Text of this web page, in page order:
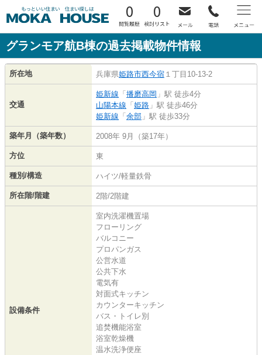
0 0
グランモア航B棟の過去掲載物件情報
所在地 兵庫県姫路市西今宿 １丁目10-13-2
交通
姫新線 「播磨高岡 」駅 徒歩4分
山陽本線 「姫路 」駅 徒歩46分
姫新線 「余部 」駅 徒歩33分
築年月（築年数） 2008年 9月（築17年）
方位 東
種別/構造 ハイツ/軽量鉄骨
所在階/階建 2階/2階建
設備条件
室内洗濯機置場
フローリング
バルコニー
プロパンガス
公営水道
公共下水
電気有
対面式キッチン
カウンターキッチン
バス・トイレ別
追焚機能浴室
浴室乾燥機
温水洗浄便座